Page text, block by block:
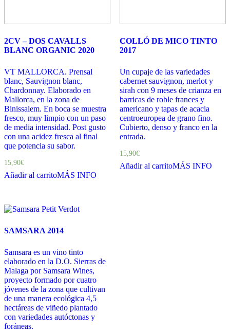
2CV – DOS CAVALLS
BLANC ORGANIC 2020
VT MALLORCA. Prensal
blanc, Sauvignon blanc,
Chardonnay. Elaborado en
Mallorca, en la zona de
Binissalem. En boca se muestra
fresco, muy limpio con un paso
de media intensidad. Post gusto
con una acidez fresca al final
que potencia su sabor.
15,90€
Añadir al carritoMÁS INFO
COLLÓ DE MICO TINTO
2017
Un cupaje de las variedades
cabernet sauvignon, merlot y
sirah con 9 meses de crianza en
barricas de roble frances y
americano y tapas de acacia
centroeuropea de grano fino.
Cubierto, denso y franco en la
entrada.
15,90€
Añadir al carritoMÁS INFO
SAMSARA 2014
Samsara es un vino tinto
elaborado en la D.O. Sierras de
Malaga por Samsara Wines,
proyecto formado por cuatro
jóvenes de la zona que cultivan
de una manera ecológica 4,5
hectáreas de viñedo plantado
con variedades autóctonas y
foráneas.